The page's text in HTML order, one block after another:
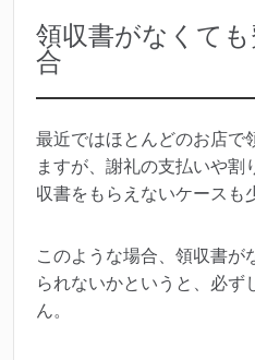
領収書がなくて
合
最近ではほとんどのお店で
ますが、謝礼の支払いや割
収書をもらえないケースも
このような場合、領収書が
られないかというと、必ず
ん。